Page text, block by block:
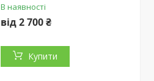
В наявності
від 2 700 ₴
Купити